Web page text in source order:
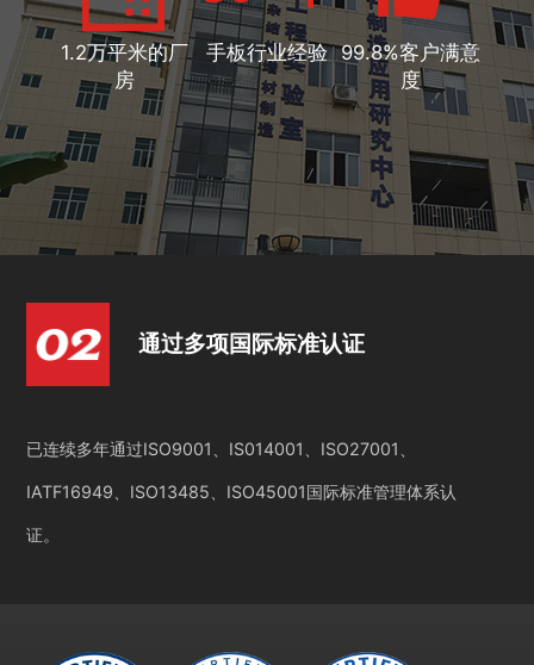
1.2万平米的厂
房
手板行业经验 99.8%客户满意
度
通过多项国际标准认证
已连续多年通过ISO9001、IS014001、ISO27001、
IATF16949、ISO13485、ISO45001国际标准管理体系认
证。